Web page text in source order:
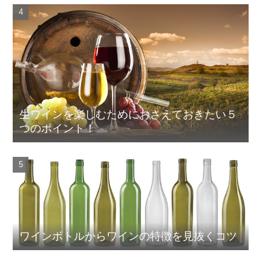
生ワインを楽しむためにおさえておきたい５
つのポイント！
ワインボトルからワインの特徴を見抜くコツ